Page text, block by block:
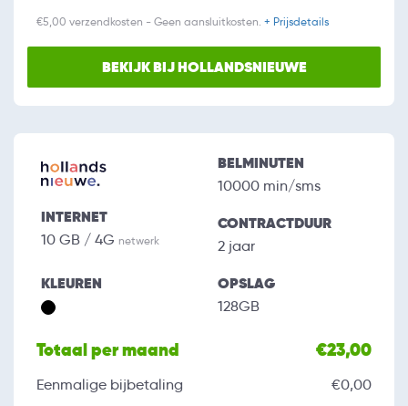
€5,00 verzendkosten - Geen aansluitkosten. + Prijsdetails
BEKIJK BIJ HOLLANDSNIEUWE
INTERNET
10 GB / 4G netwerk
BELMINUTEN
10000 min/sms
CONTRACTDUUR
2 jaar
KLEUREN OPSLAG
128GB
Totaal per maand €23,00
Eenmalige bijbetaling €0,00